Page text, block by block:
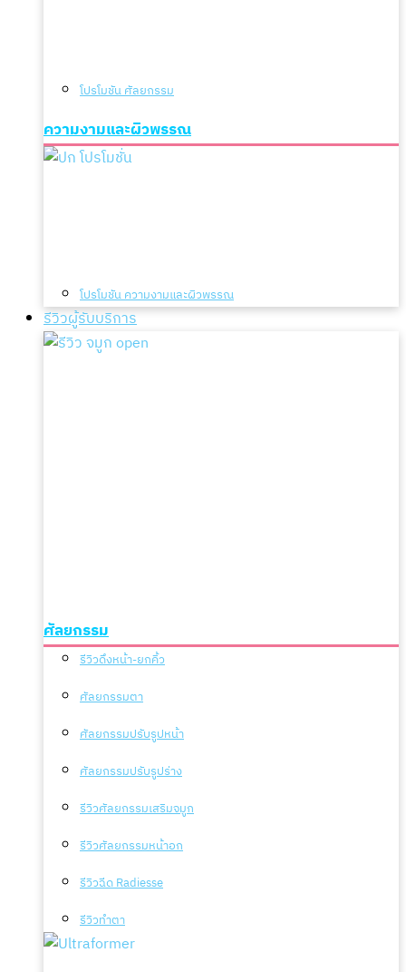
โปรโมชัน ศัลยกรรม
ความงามและผิวพรรณ
โปรโมชัน ความงามและผิวพรรณ
รีวิวผู้รับบริการ
ศัลยกรรม
รีวิวดึงหน้า-ยกคิ้ว
ศัลยกรรมตา
ศัลยกรรมปรับรูปหน้า
ศัลยกรรมปรับรูปร่าง
รีวิวศัลยกรรมเสริมจมูก
รีวิวศัลยกรรมหน้าอก
รีวิวฉีด Radiesse
รีวิวทำตา